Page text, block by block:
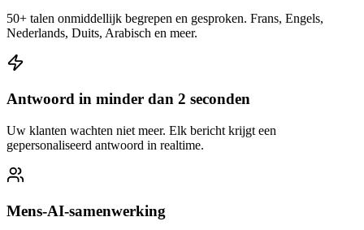
50+ talen onmiddellijk begrepen en gesproken. Frans, Engels,
Nederlands, Duits, Arabisch en meer.
Antwoord in minder dan 2 seconden
Uw klanten wachten niet meer. Elk bericht krijgt een
gepersonaliseerd antwoord in realtime.
Mens-AI-samenwerking